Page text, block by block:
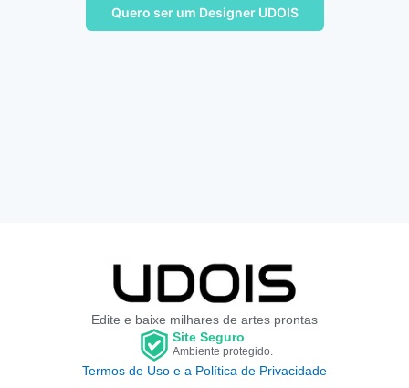
Quero ser um Designer UDOIS
Edite e baixe milhares de artes prontas
Site Seguro
Ambiente protegido.
Termos de Uso e a Política de Privacidade